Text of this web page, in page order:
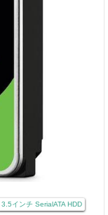
3.5インチ SerialATA HDD